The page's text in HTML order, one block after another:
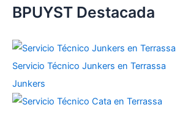
BPUYST Destacada
Servicio Técnico Junkers en Terrassa
Junkers